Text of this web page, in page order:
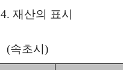
4. 재산의 표시
(속초시)